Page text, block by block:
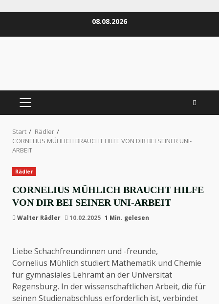
08.08.2026
PRIMÄRES
Start
Rädler
CORNELIUS MÜHLICH BRAUCHT HILFE VON DIR BEI SEINER UNI-
ARBEIT
Rädler
CORNELIUS MÜHLICH BRAUCHT HILFE
VON DIR BEI SEINER UNI-ARBEIT
Walter Rädler 10.02.2025 1 Min. gelesen
Liebe Schachfreundinnen und -freunde,
Cornelius Mühlich studiert Mathematik und Chemie
für gymnasiales Lehramt an der Universität
Regensburg. In der wissenschaftlichen Arbeit, die für
seinen Studienabschluss erforderlich ist, verbindet